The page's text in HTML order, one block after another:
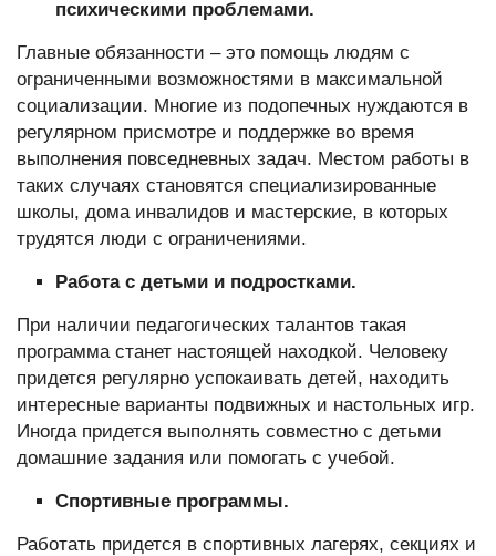
психическими проблемами.
Главные обязанности – это помощь людям с
ограниченными возможностями в максимальной
социализации. Многие из подопечных нуждаются в
регулярном присмотре и поддержке во время
выполнения повседневных задач. Местом работы в
таких случаях становятся специализированные
школы, дома инвалидов и мастерские, в которых
трудятся люди с ограничениями.
Работа с детьми и подростками.
При наличии педагогических талантов такая
программа станет настоящей находкой. Человеку
придется регулярно успокаивать детей, находить
интересные варианты подвижных и настольных игр.
Иногда придется выполнять совместно с детьми
домашние задания или помогать с учебой.
Спортивные программы.
Работать придется в спортивных лагерях, секциях и